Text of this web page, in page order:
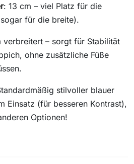
: 13 cm – viel Platz für die
für die breite).
verbreitert – sorgt für Stabilität
ohne zusätzliche Füße
stilvoller blauer
Einsatz (für besseren Kontrast),
Optionen!